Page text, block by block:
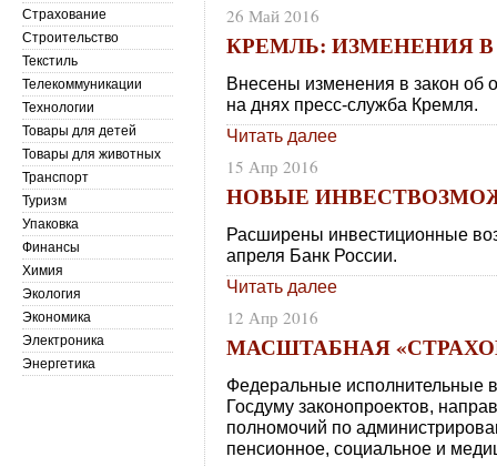
26 Май 2016
КРЕМЛЬ: ИЗМЕНЕНИЯ
Внесены изменения в закон об
на днях пресс-служба Кремля.
Читать далее
15 Апр 2016
НОВЫЕ
Расширены инвестиционные
апреля Банк России.
Читать далее
12 Апр 2016
МАСШТАБНАЯ
Федеральные исполнительные
Госдуму законопроектов,
полномочий по
пенсионное, социальное и
Страхование
Строительство
Текстиль
Телекоммуникации
Технологии
Товары для детей
Товары для животных
Транспорт
Туризм
Упаковка
Финансы
Химия
Экология
Экономика
Электроника
Энергетика